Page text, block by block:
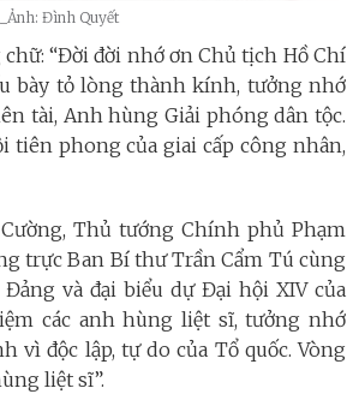
Đình Quyết
“Đời đời nhớ ơn Chủ tịch Hồ Chí
bày tỏ lòng thành kính, tưởng nhớ
tài, Anh hùng Giải phóng dân tộc.
tiên phong của giai cấp công nhân,
Thủ tướng Chính phủ Phạm
trực Ban Bí thư Trần Cẩm Tú cùng
và đại biểu dự Đại hội XIV của
các anh hùng liệt sĩ, tưởng nhớ
độc lập, tự do của Tổ quốc. Vòng
liệt sĩ”.